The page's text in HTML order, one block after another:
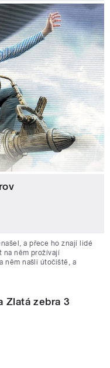
a přece ho znají lidé
na něm prožívají
něm našli útočiště, a
Zlatá zebra 3